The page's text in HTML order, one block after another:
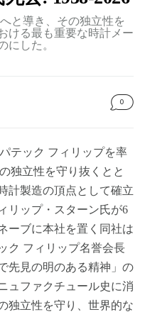
と導き、その独立性を
ける最も重要な時計メー
にした。
0
テック フィリップを率
独立性を守り抜くとと
計製造の頂点として確立
リップ・スターン氏が6
ーブに本社を置く同社は
ク フィリップ名誉会長
先見の明のある精神」の
ュファクチュール史に消
独立性を守り、世界的な